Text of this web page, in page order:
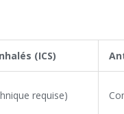
(ICS)
requise)